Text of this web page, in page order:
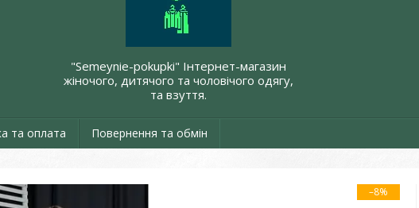
"Semeynie-pokupki" Інтернет-магазин
жіночого, дитячого та чоловічого одягу,
та взуття.
та оплата Повернення та обмін
–8%